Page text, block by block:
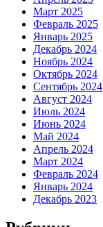
Март 2025
Февраль 2025
Январь 2025
Декабрь 2024
Ноябрь 2024
Октябрь 2024
Сентябрь 2024
Август 2024
Июль 2024
Июнь 2024
Май 2024
Апрель 2024
Март 2024
Февраль 2024
Январь 2024
Декабрь 2023